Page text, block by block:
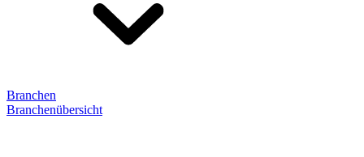
Branchen
Branchenübersicht